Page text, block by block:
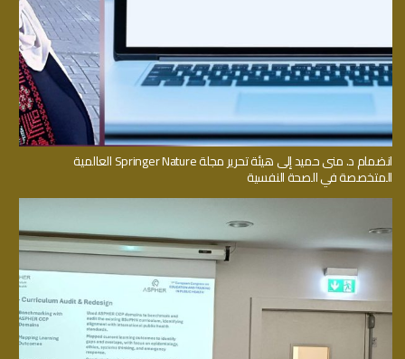
انضمام د. منى حميد إلى هيئة تحرير مجلة Springer Nature العالمية
المتخصصة في الصحة النفسية